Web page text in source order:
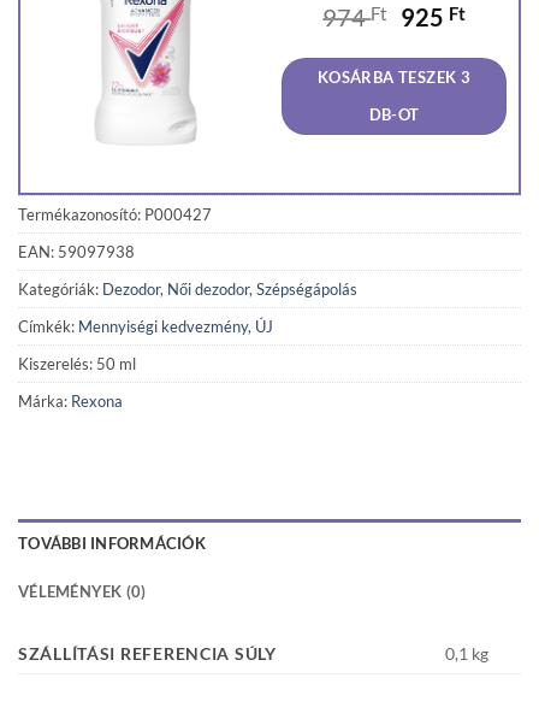
974Ft
Original
was:
974 Ft.
925 Ft
is:
925
KOSÁRBA TESZEK 3
DB-OT
Termékazonosító: P000427
EAN: 59097938
Kategóriák: Dezodor, Női dezodor,Szépségápolás
Címkék: Mennyiségi kedvezmény, ÚJ
Kiszerelés: 50 ml
Márka: Rexona
TOVÁBBI INFORMÁCIÓK
VÉLEMÉNYEK (0)
SZÁLLÍTÁSI REFERENCIA SÚLY 0,1 kg